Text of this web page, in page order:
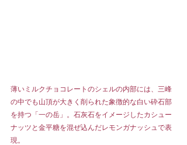
薄いミルクチョコレートのシェルの内部には、三峰
の中でも山頂が大きく削られた象徴的な白い砕石部
を持つ「一の岳」。石灰石をイメージしたカシュー
ナッツと金平糖を混ぜ込んだレモンガナッシュで表
現。